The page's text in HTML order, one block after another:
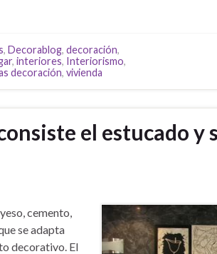
, Decorablog, decoración,
, interiores, Interiorismo,
decoración, vivienda
el estucado y
cemento,
se adapta
decorativo. El